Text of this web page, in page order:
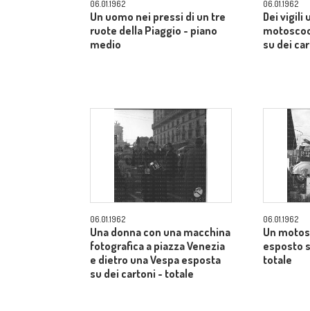
06.01.1962
Un uomo nei pressi di un tre
ruote della Piaggio - piano
medio
06.01.1962
Dei vigili
su dei
06.01.1962
Una donna con una macchina
fotografica a piazza Venezia
e dietro una Vespa esposta
su dei cartoni - totale
06.01.1962
Un
esposto
totale